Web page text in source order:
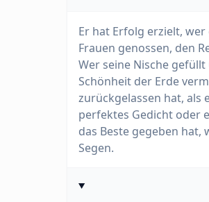
Er hat Erfolg erzielt,
Frauen genossen, den
Wer seine Nische
Schönheit der Erde
zurückgelassen hat, als
perfektes Gedicht oder
das Beste gegeben hat,
Segen.